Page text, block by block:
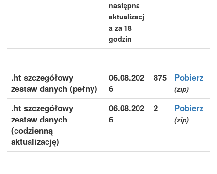
następna
aktualizacj
a za 18
godzin
.ht szczegółowy
zestaw danych (pełny)
06.08.202
6
875 Pobierz
(zip)
.ht szczegółowy
zestaw danych
(codzienną
aktualizację)
06.08.202
6
2 Pobierz
(zip)